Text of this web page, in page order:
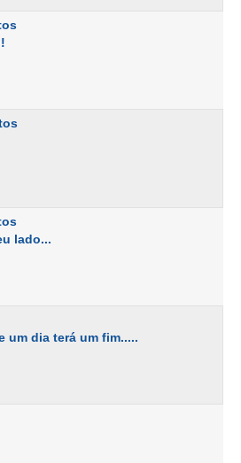
lado...
um dia terá um fim.....